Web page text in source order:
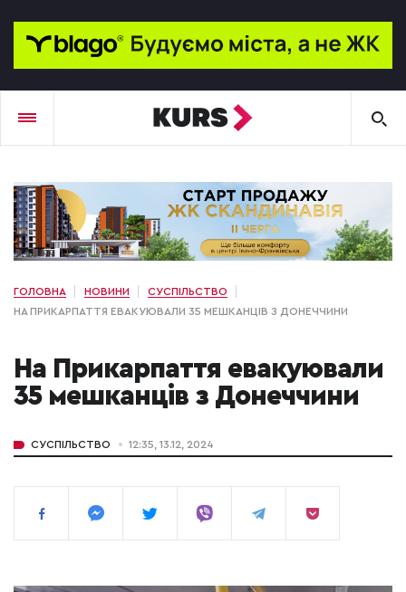
ГОЛОВНА НОВИНИ
СУСПІЛЬСТВО
НА ПРИКАРПАТТЯ ЕВАКУЮВАЛИ 35 МЕШКАНЦІВ З ДОНЕЧЧИНИ
На Прикарпаття евакуювали
35 мешканців з Донеччини
СУСПІЛЬСТВО 12:35, 13.12, 2024